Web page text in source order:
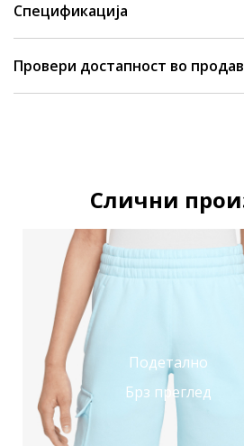
Спецификација
Провери достапност во
Слични
Подетално
Брз преглед